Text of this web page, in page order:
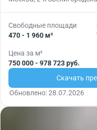
Свободные площади
470 - 1 960 м²
Цена за м²
750 000 - 978 723 руб.
Скачать
Обновлено: 28.07.2026